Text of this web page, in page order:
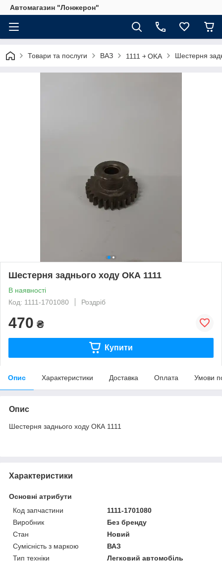
Автомагазин "Лонжерон"
Товари та послуги ВАЗ 1111 ￫ OKA Шестерня
Шестерня заднього ходу ОКА 1111
В наявності
Код: 1111-1701080
Роздріб
470 ₴
Купити
Опис Характеристики Доставка Оплата Умови
Опис
Шестерня заднього ходу ОКА 1111
Характеристики
Основні атрибути
Код запчастини
1111-1701080
Виробник
Без бренду
Стан
Новий
Сумісність з маркою
ВАЗ
Тип техніки
Легковий автомобіль